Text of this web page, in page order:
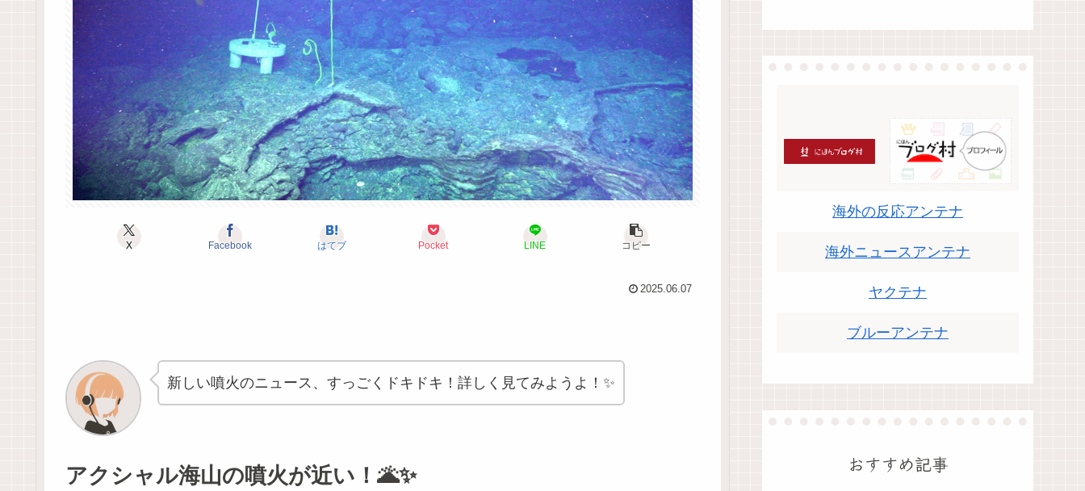
X Facebook はてブ Pocket LINE コピー
2025.06.07
新しい噴火のニュース、すっごくドキドキ！詳しく見てみようよ！✨
アクシャル海山の噴火が近い！🌋✨
海外の反応アンテナ
海外ニュースアンテナ
ヤクテナ
ブルーアンテナ
おすすめ記事